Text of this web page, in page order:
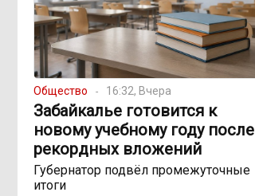
Общество 16:32, Вчера
Забайкалье готовится к
новому учебному году после
рекордных вложений
Губернатор подвёл промежуточные
итоги